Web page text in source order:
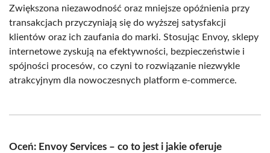
Zwiększona niezawodność oraz mniejsze opóźnienia przy
transakcjach przyczyniają się do wyższej satysfakcji
klientów oraz ich zaufania do marki. Stosując Envoy, sklepy
internetowe zyskują na efektywności, bezpieczeństwie i
spójności procesów, co czyni to rozwiązanie niezwykle
atrakcyjnym dla nowoczesnych platform e-commerce.
Oceń: Envoy Services – co to jest i jakie oferuje